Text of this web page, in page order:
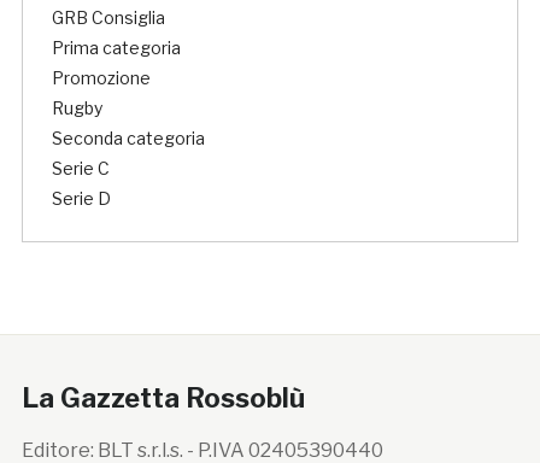
GRB Consiglia
Prima categoria
Promozione
Rugby
Seconda categoria
Serie C
Serie D
La Gazzetta Rossoblù
Editore: BLT s.r.l.s. - P.IVA 02405390440